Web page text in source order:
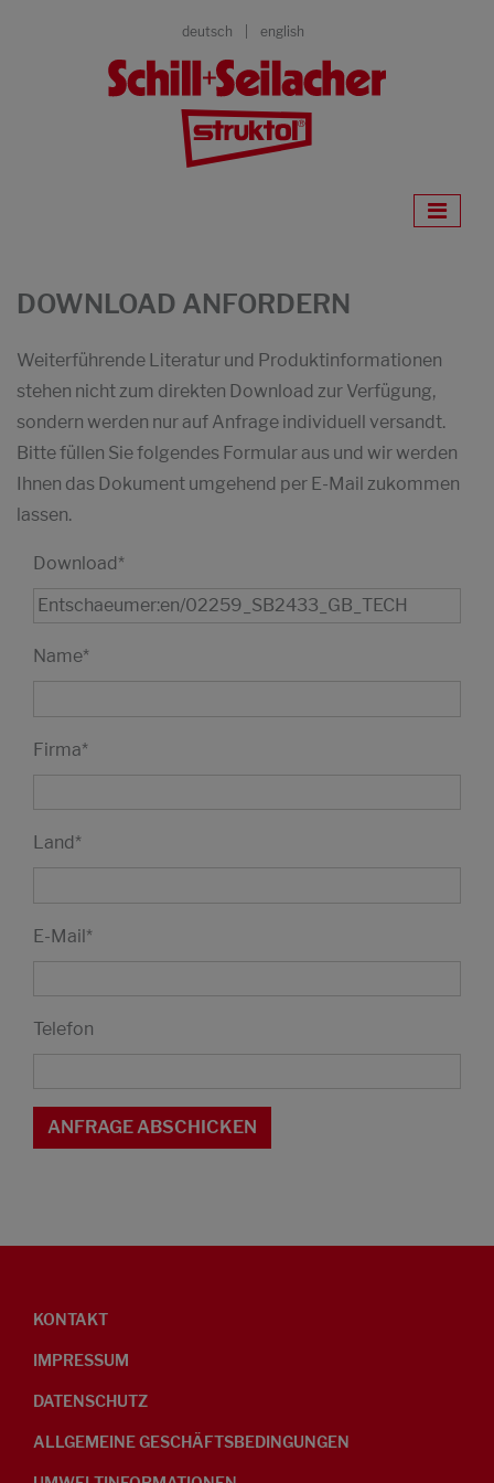
deutsch english
DOWNLOAD ANFORDERN
Weiterführende Literatur und Produktinformationen
stehen nicht zum direkten Download zur Verfügung,
sondern werden nur auf Anfrage individuell versandt.
Bitte füllen Sie folgendes Formular aus und wir werden
Ihnen das Dokument umgehend per E-Mail zukommen
lassen.
Download*
Name*
Firma*
Land*
E-Mail*
Telefon
KONTAKT
IMPRESSUM
DATENSCHUTZ
ALLGEMEINE GESCHÄFTSBEDINGUNGEN